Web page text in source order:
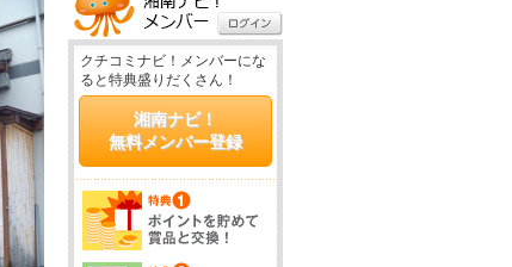
クチコミナビ！メンバーにな
ると特典盛りだくさん！
湘南ナビ！
無料メンバー登録